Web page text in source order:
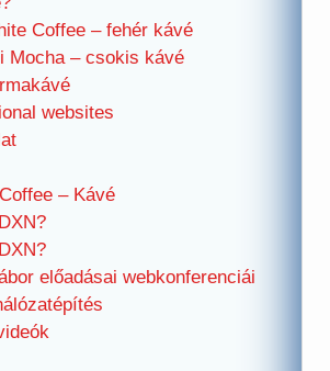
Coffee – fehér kávé
Mocha – csokis kávé
websites
– Kávé
előadásai webkonferenciái